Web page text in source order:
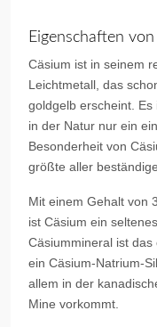
Eigenschaften
Cäsium ist in seinem
Leichtmetall, das
goldgelb erscheint.
in der Natur nur ein
Besonderheit von
größte aller
Mit einem Gehalt von
ist Cäsium ein
Cäsiummineral ist
ein Cäsium-Natrium-
allem in der
Mine vorkommt.